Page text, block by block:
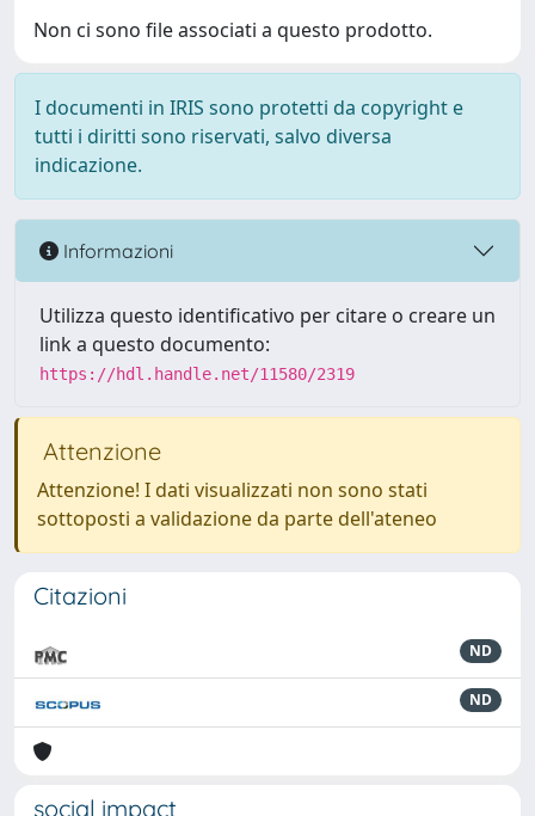
Non ci sono file associati a questo prodotto.
I documenti in IRIS sono protetti da copyright e
tutti i diritti sono riservati, salvo diversa
indicazione.
Informazioni
Utilizza questo identificativo per citare o creare un
link a questo documento:
https://hdl.handle.net/11580/2319
Attenzione
Attenzione! I dati visualizzati non sono stati
sottoposti a validazione da parte dell'ateneo
Citazioni
ND
ND
social impact